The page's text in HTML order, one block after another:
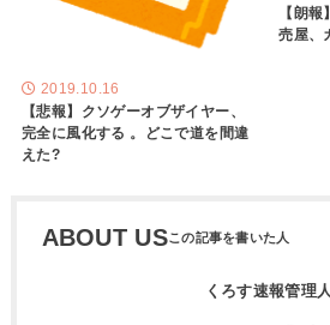
2019.10.16
【悲報】クソゲーオブザイヤー、
完全に風化する 。どこで道を間違
えた?
【朗
売屋、
ABOUT US
くろす速報管理人